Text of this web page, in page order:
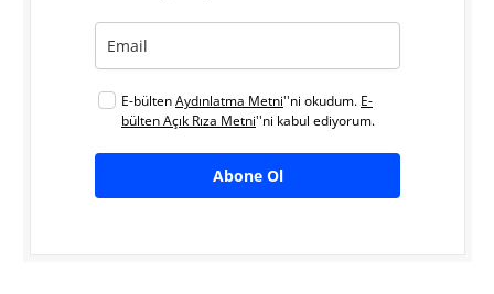
E-bültenAydınlatma Metni''ni okudum. E-
bülten Açık Rıza Metni''ni kabul ediyorum.
Abone Ol